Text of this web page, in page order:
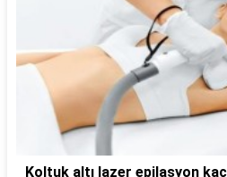
Koltuk altı lazer epilasyon